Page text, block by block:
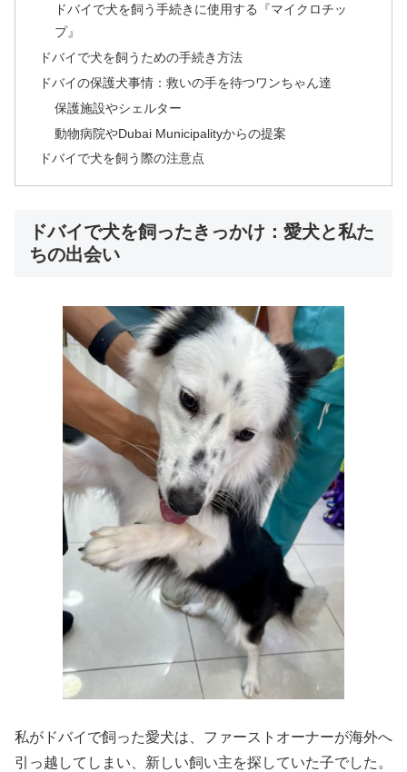
ドバイで犬を飼う手続きに使用する『マイクロチッ
プ』
ドバイで犬を飼うための手続き方法
ドバイの保護犬事情：救いの手を待つワンちゃん達
保護施設やシェルター
動物病院やDubai Municipalityからの提案
ドバイで犬を飼う際の注意点
ドバイで犬を飼ったきっかけ：愛犬と私た
ちの出会い
私がドバイで飼った愛犬は、ファーストオーナーが海外へ
引っ越してしまい、新しい飼い主を探していた子でした。